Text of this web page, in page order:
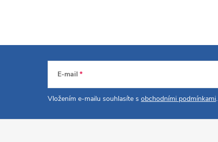
E-mail
Vložením e-mailu souhlasíte s obchodními podmínkami.